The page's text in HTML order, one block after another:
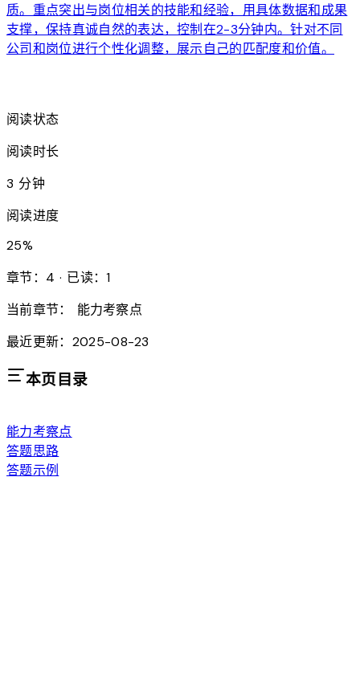
质。重点突出与岗位相关的技能和经验，用具体数据和成果
支撑，保持真诚自然的表达，控制在2-3分钟内。针对不同
公司和岗位进行个性化调整，展示自己的匹配度和价值。
阅读状态
阅读时长
3 分钟
阅读进度
25%
章节：4 · 已读：1
当前章节：
能力考察点
最近更新：2025-08-23
本页目录
能力考察点
答题思路
答题示例